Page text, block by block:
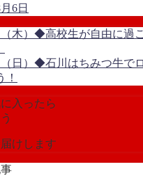
6日
（木）◆高校生が自由に過
（日）◆石川はちみつ牛で
！
入ったら
けします